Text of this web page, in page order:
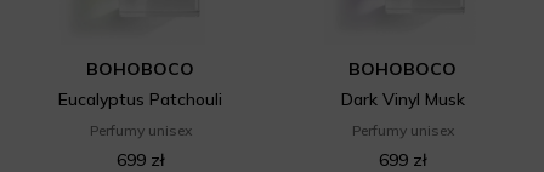
BOHOBOCO
Eucalyptus Patchouli
Perfumy unisex
699 zł
BOHOBOCO
Dark Vinyl Musk
Perfumy unisex
699 zł